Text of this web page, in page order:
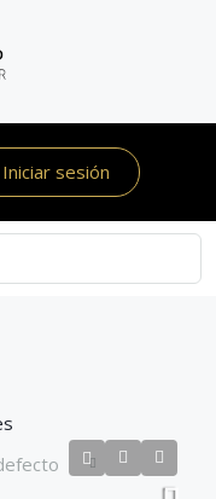
Iniciar sesión